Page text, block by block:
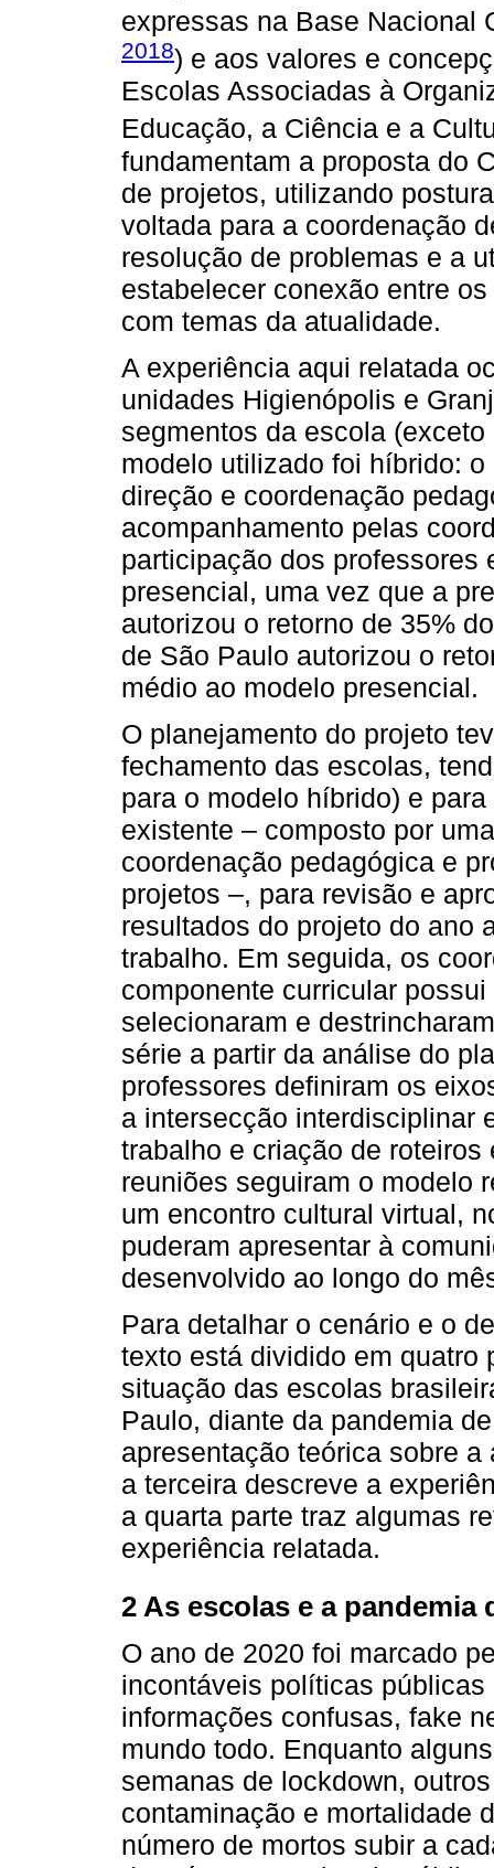
expressas na Base Nacional
2018) e aos valores e
Escolas Associadas à
Educação, a Ciência e a
fundamentam a proposta do
de projetos, utilizando
voltada para a coordenação
resolução de problemas e a
estabelecer conexão entre
com temas da atualidade.
A experiência aqui relatada
unidades Higienópolis e
segmentos da escola
modelo utilizado foi híbrido:
direção e coordenação
acompanhamento pelas
participação dos professores
presencial, uma vez que a
autorizou o retorno de 35%
de São Paulo autorizou o
médio ao modelo presencial.
O planejamento do projeto
fechamento das escolas,
para o modelo híbrido) e
existente – composto por
coordenação pedagógica e
projetos –, para revisão e
resultados do projeto do ano
trabalho. Em seguida, os
componente curricular
selecionaram e
série a partir da análise do
professores definiram os
a intersecção interdisciplinar
trabalho e criação de
reuniões seguiram o modelo
um encontro cultural virtual,
puderam apresentar à
desenvolvido ao longo do
Para detalhar o cenário e o
texto está dividido em quatro
situação das escolas
Paulo, diante da pandemia
apresentação teórica sobre
a terceira descreve a
a quarta parte traz algumas
experiência relatada.
2 As escolas e a pandemia
O ano de 2020 foi marcado
incontáveis políticas
informações confusas, fake
mundo todo. Enquanto
semanas de lockdown,
contaminação e mortalidade
número de mortos subir a